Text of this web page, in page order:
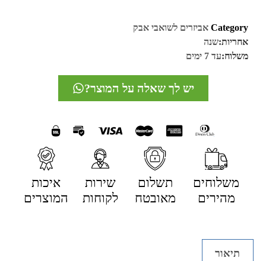
Category אביזרים לשואבי אבק
אחריות:שנה
משלוח:עד 7 ימים
יש לך שאלה על המוצר?
משלוחים
מהירים
תשלום
מאובטח
שירות
לקוחות
איכות
המוצרים
תיאור